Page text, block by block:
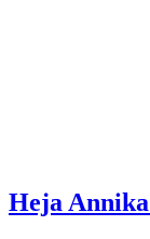
Heja